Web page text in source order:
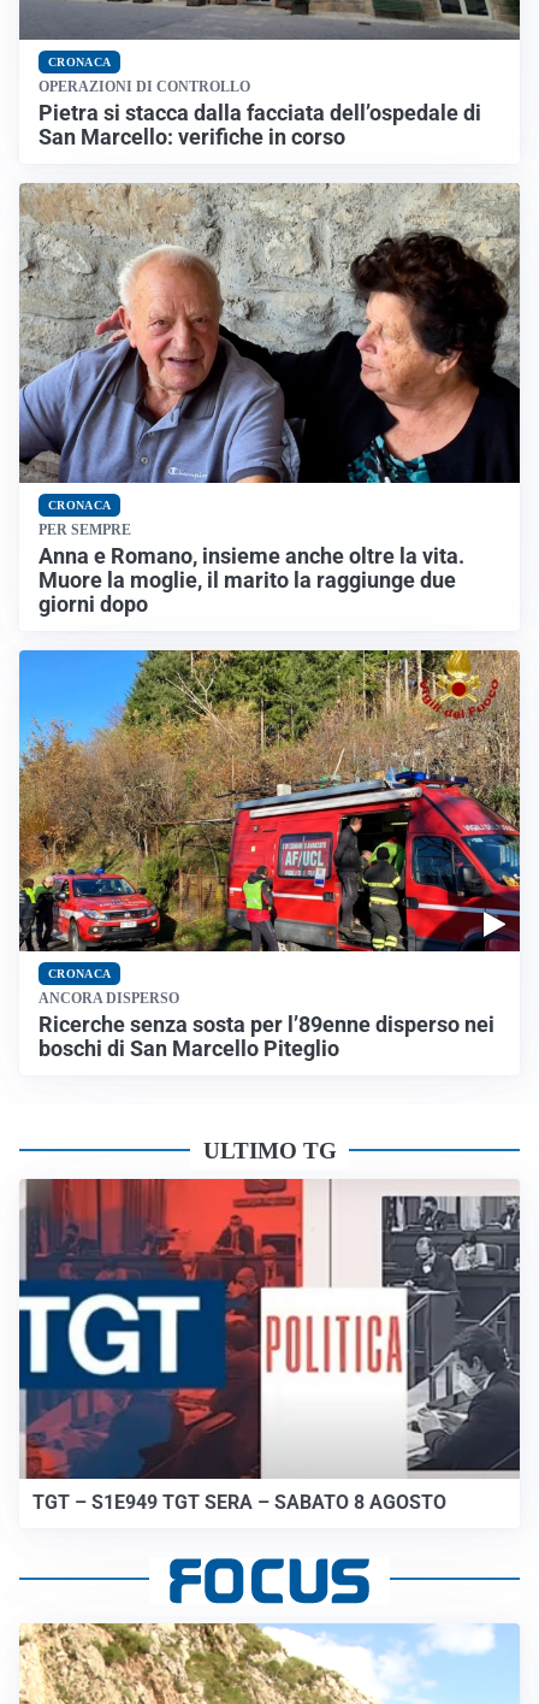
CRONACA
OPERAZIONI DI CONTROLLO
Pietra si stacca dalla facciata dell’ospedale di
San Marcello: verifiche in corso
CRONACA
PER SEMPRE
Anna e Romano, insieme anche oltre la vita.
Muore la moglie, il marito la raggiunge due
giorni dopo
CRONACA
ANCORA DISPERSO
Ricerche senza sosta per l’89enne disperso nei
boschi di San Marcello Piteglio
ULTIMO TG
TGT – S1E949 TGT SERA – SABATO 8 AGOSTO